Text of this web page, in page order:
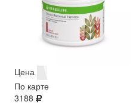
Цена
По карте
3188